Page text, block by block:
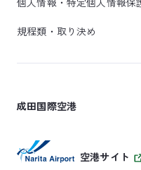
規程類・取り決め
成田国際空港
空港サイト